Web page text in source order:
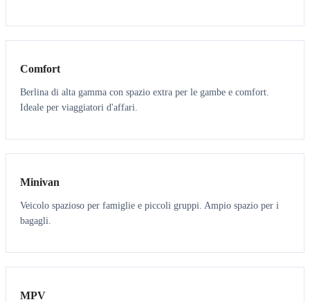
3 3
Comfort
Berlina di alta gamma con spazio extra per le gambe e comfort.
Ideale per viaggiatori d'affari.
6 5
Minivan
Veicolo spazioso per famiglie e piccoli gruppi. Ampio spazio per i
bagagli.
7 7
MPV